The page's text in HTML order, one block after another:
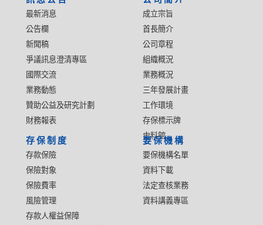
最新消息
公告欄
新聞稿
爭議訊息澄清專區
國際交流
業務動態
贊助公益及研究計劃
財務報表
成立宗旨
首長簡介
公司章程
組織概況
業務概況
三年發展計畫
工作環境
存保標示牌
史料館
存保制度
存款保險
保險對象
保險費率
風險管理
存款人權益保障
要保機構
要保機構名單
資料下載
法定查核業務
資料講義專區